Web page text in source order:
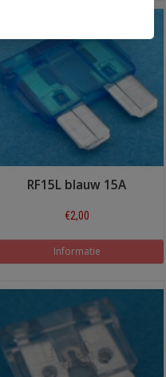
RF15L blauw 15A
€2,00
Informatie